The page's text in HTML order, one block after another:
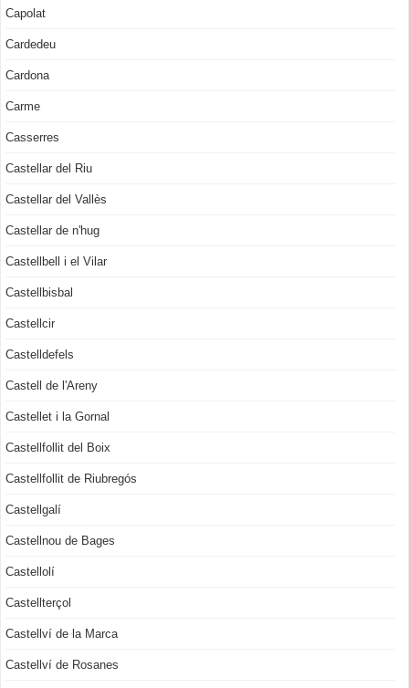
Capolat
Cardedeu
Cardona
Carme
Casserres
Castellar del Riu
Castellar del Vallès
Castellar de n'hug
Castellbell i el Vilar
Castellbisbal
Castellcir
Castelldefels
Castell de l'Areny
Castellet i la Gornal
Castellfollit del Boix
Castellfollit de Riubregós
Castellgalí
Castellnou de Bages
Castellolí
Castellterçol
Castellví de la Marca
Castellví de Rosanes